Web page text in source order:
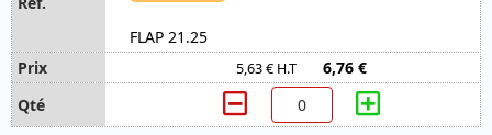
FLAP 21.25
5,63 € H.T 6,76 €